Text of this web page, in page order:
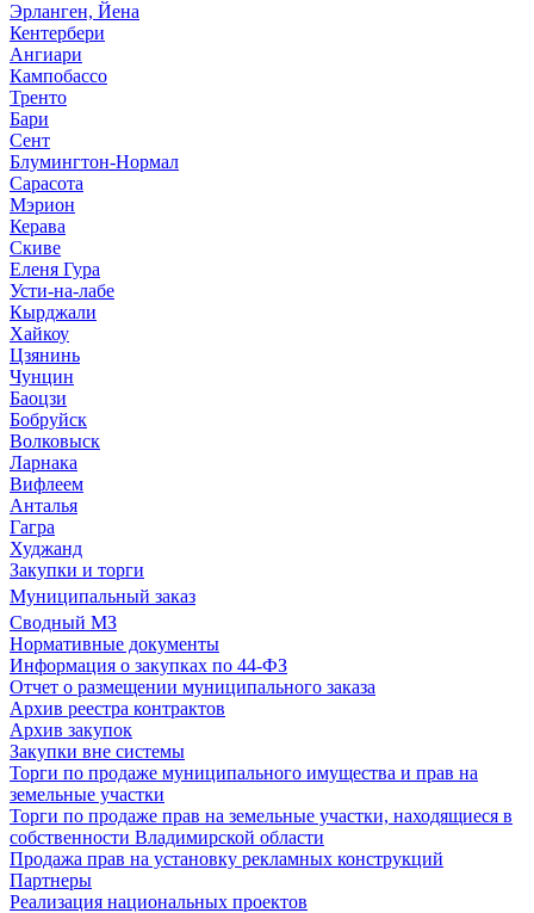
Эрланген, Йена
Кентербери
Ангиари
Кампобассо
Тренто
Бари
Сент
Блумингтон-Нормал
Сарасота
Мэрион
Керава
Скиве
Еленя Гура
Усти-на-лабе
Кырджали
Хайкоу
Цзянинь
Чунцин
Баоцзи
Бобруйск
Волковыск
Ларнака
Вифлеем
Анталья
Гагра
Худжанд
Закупки и торги
Муниципальный заказ
Сводный МЗ
Нормативные документы
Информация о закупках по 44-ФЗ
Отчет о размещении муниципального заказа
Архив реестра контрактов
Архив закупок
Закупки вне системы
Торги по продаже муниципального имущества и прав на
земельные участки
Торги по продаже прав на земельные участки, находящиеся в
собственности Владимирской области
Продажа прав на установку рекламных конструкций
Партнеры
Реализация национальных проектов